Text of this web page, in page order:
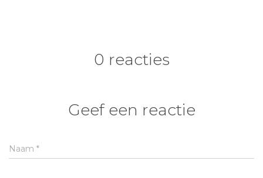
0 reacties
Geef een reactie
Naam *